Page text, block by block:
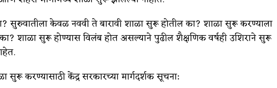
सुरुवातीला केवळ नववी ते बारावी शाळा सुरू होतील का? शाळा सुरू करण्याला
शाळा सुरू होण्यास विलंब होत असल्याने पुढील शैक्षणिक वर्षही उशिराने सुरू
सुरू करण्यासाठी केंद्र सरकारच्या मार्गदर्शक सूचना: